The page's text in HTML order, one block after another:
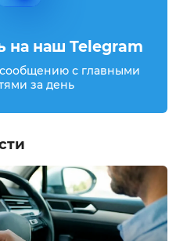
на наш Telegram
сообщению с главными
за день